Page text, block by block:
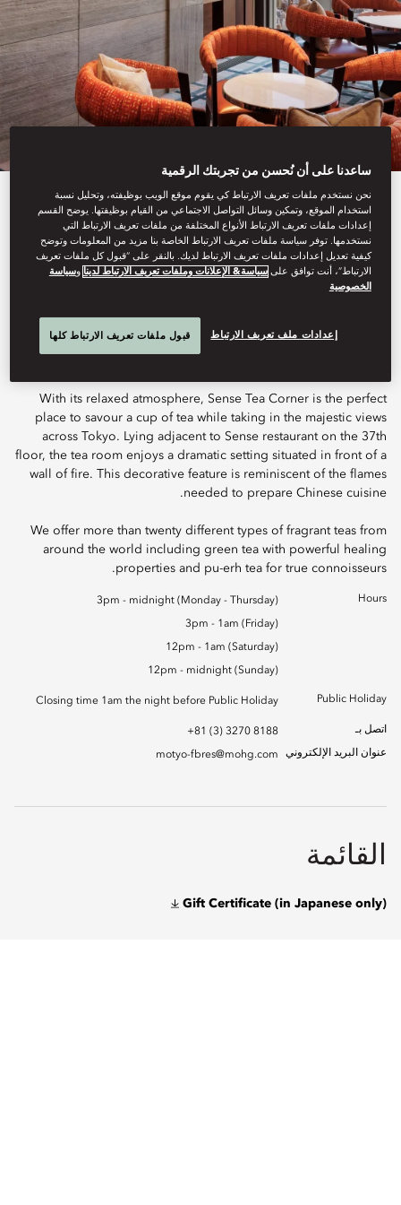
View All
SENSE TEA CORNER
Corner specialises in the wonderful purity of fine tea.
With its relaxed atmosphere, Sense Tea Corner is the perfect
place to savour a cup of tea while taking in the majestic views
across Tokyo. Lying adjacent to Sense restaurant on the 37th
floor, the tea room enjoys a dramatic setting situated in front of a
wall of fire. This decorative feature is reminiscent of the flames
needed to prepare Chinese cuisine.
We offer more than twenty different types of fragrant teas from
around the world including green tea with powerful healing
properties and pu-erh tea for true connoisseurs.
Hours
3pm - midnight (Monday - Thursday)
3pm - 1am (Friday)
12pm - 1am (Saturday)
12pm - midnight (Sunday)
Public Holiday
Closing time 1am the night before Public Holiday
اتصل بـ
+81 (3) 3270 8188
عنوان البريد الإلكتروني
motyo-fbres@mohg.com
القائمة
Gift Certificate (in Japanese only)
ساعدنا على أن نُحسن من تجربتك الرقمية
نحن نستخدم ملفات تعريف الارتباط كي يقوم موقع الويب بوظيفته، وتحليل نسبة
استخدام الموقع، وتمكين وسائل التواصل الاجتماعي من القيام بوظيفتها. يوضح القسم
إعدادات ملفات تعريف الارتباط الأنواع المختلفة من ملفات تعريف الارتباط التي
نستخدمها. توفر سياسة ملفات تعريف الارتباط الخاصة بنا مزيد من المعلومات وتوضح
كيفية تعديل إعدادات ملفات تعريف الارتباط لديك. بالنقر على “قبول كل ملفات تعريف
الارتباط”، أنت توافق علىسياسة& الإعلانات وملفات تعريف الارتباط لدينا وسياسة
الخصوصية
إعدادات ملف تعريف الارتباط قبول ملفات تعريف الارتباط كلها